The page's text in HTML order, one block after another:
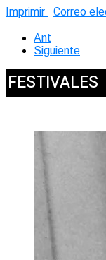
Imprimir Correo
Ant
Siguiente
FESTIVALES